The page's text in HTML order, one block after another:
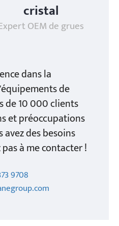
cristal
OEM de grues
dans la
de
de 10 000 clients
et préoccupations
des besoins
à me contacter !
9708